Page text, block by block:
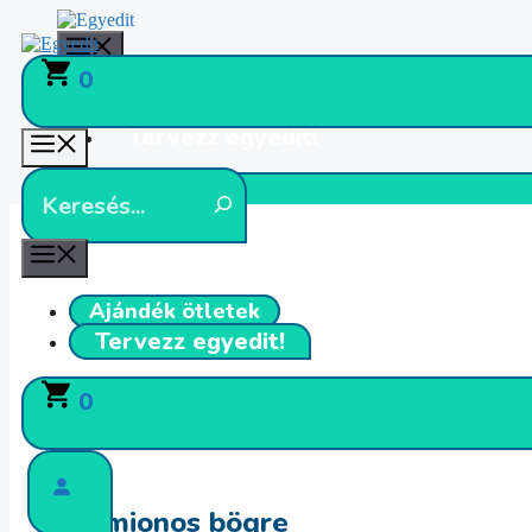
Kilépés
tartalomba
0
Menü
Ajándék ötletek
Tervezz egyedit!
0
Menü
Tervezz egyedit!
0
Kamionos bögre